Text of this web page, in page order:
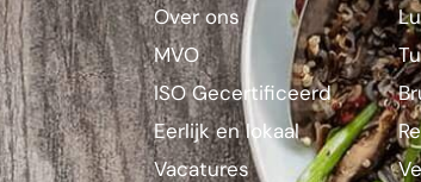
Over ons
MVO
ISO Gecertificeerd
Eerlijk en lokaal
Vacatures